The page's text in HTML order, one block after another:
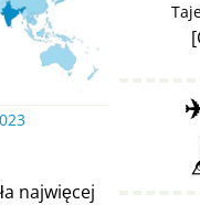
najwięcej
[